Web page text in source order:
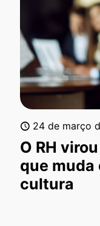
24 de março
O RH
que
cultura